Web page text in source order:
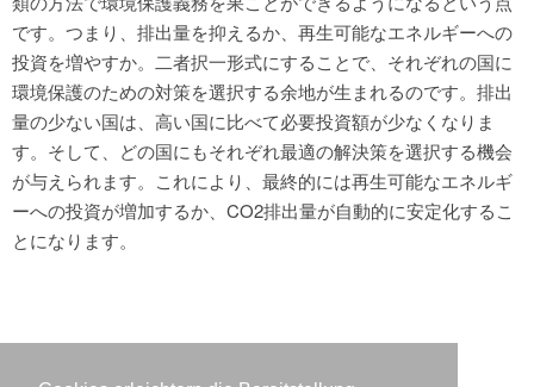
です。つまり、排出量を抑えるか、再生可能なエネルギーへの
投資を増やすか。二者択一形式にすることで、それぞれの国に
環境保護のための対策を選択する余地が生まれるのです。排出
量の少ない国は、高い国に比べて必要投資額が少なくなりま
す。そして、どの国にもそれぞれ最適の解決策を選択する機会
が与えられます。これにより、最終的には再生可能なエネルギ
ーへの投資が増加するか、CO2排出量が自動的に安定化するこ
とになります。